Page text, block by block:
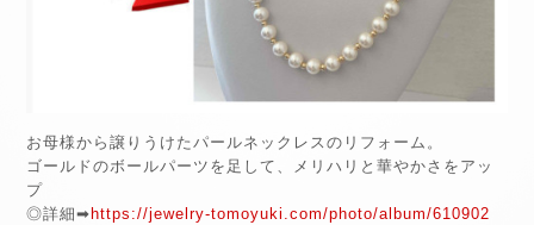
お母様から譲りうけたパールネックレスのリフォーム。
ゴールドのボールパーツを足して、メリハリと華やかさをアッ
プ
◎詳細➡ https://jewelry-tomoyuki.com/photo/album/610902